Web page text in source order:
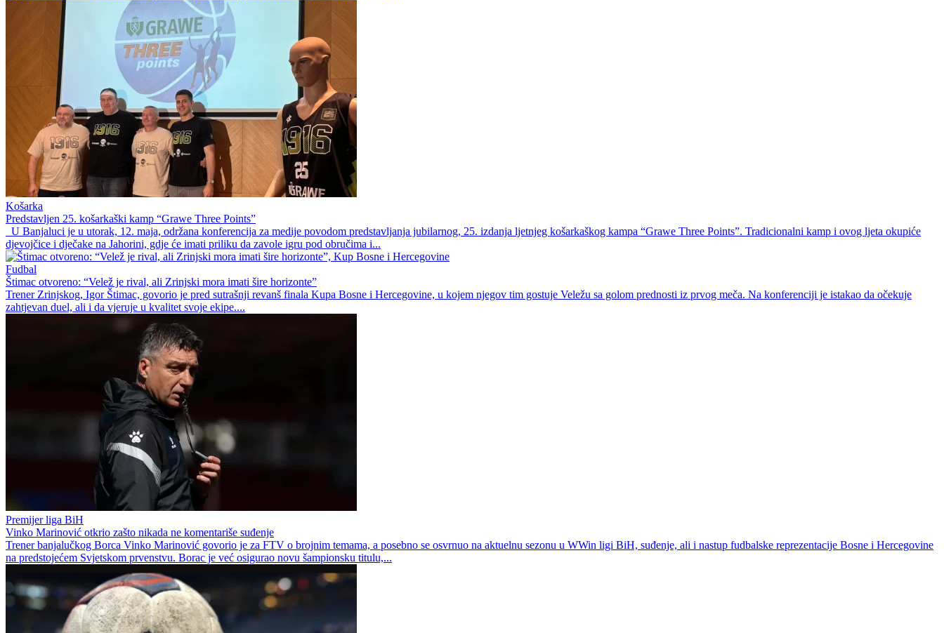
Košarka
Predstavljen 25. košarkaški kamp “Grawe Three Points”
U Banjaluci je u utorak, 12. maja, održana konferencija za medije povodom predstavljanja jubilarnog, 25. izdanja ljetnjeg košarkaškog kampa “Grawe Three Points”. Tradicionalni kamp i ovog ljeta okupiće
djevojčice i dječake na Jahorini, gdje će imati priliku da zavole igru pod obručima i...
Fudbal
Štimac otvoreno: “Velež je rival, ali Zrinjski mora imati šire horizonte”
Trener Zrinjskog, Igor Štimac, govorio je pred sutrašnji revanš finala Kupa Bosne i Hercegovine, u kojem njegov tim gostuje Veležu sa golom prednosti iz prvog meča. Na konferenciji je istakao da očekuje
zahtjevan duel, ali i da vjeruje u kvalitet svoje ekipe....
Premijer liga BiH
Vinko Marinović otkrio zašto nikada ne komentariše suđenje
Trener banjalučkog Borca Vinko Marinović govorio je za FTV o brojnim temama, a posebno se osvrnuo na aktuelnu sezonu u WWin ligi BiH, suđenje, ali i nastup fudbalske reprezentacije Bosne i Hercegovine
na predstojećem Svjetskom prvenstvu. Borac je već osigurao novu šampionsku titulu,...